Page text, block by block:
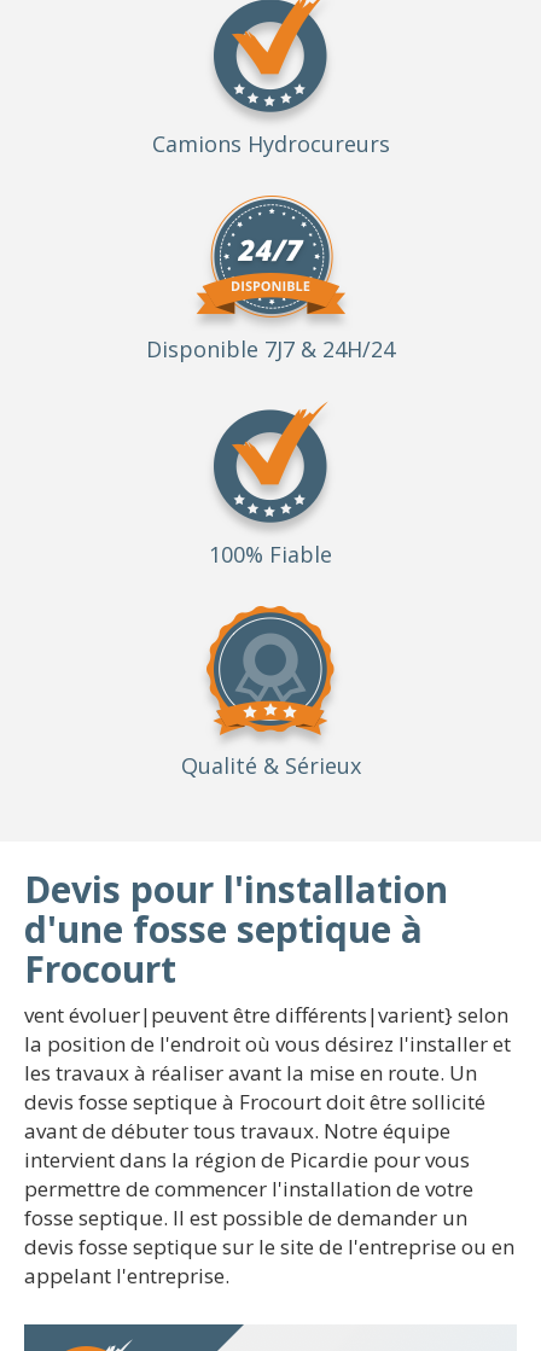
Camions Hydrocureurs
Disponible 7J7 & 24H/24
100% Fiable
Qualité & Sérieux
Devis pour l'installation
d'une fosse septique à
Frocourt
vent évoluer|peuvent être différents|varient} selon
la position de l'endroit où vous désirez l'installer et
les travaux à réaliser avant la mise en route. Un
devis fosse septique à Frocourt doit être sollicité
avant de débuter tous travaux. Notre équipe
intervient dans la région de Picardie pour vous
permettre de commencer l'installation de votre
fosse septique. Il est possible de demander un
devis fosse septique sur le site de l'entreprise ou en
appelant l'entreprise.